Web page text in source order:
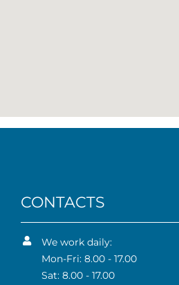
CONTACTS
We work daily:
Mon-Fri: 8.00 - 17.00
Sat: 8.00 - 17.00